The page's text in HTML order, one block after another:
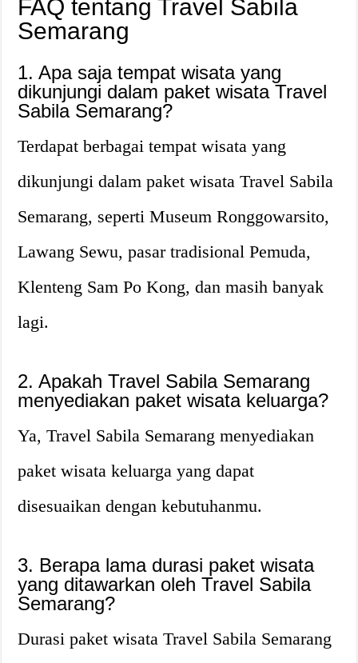
FAQ tentang Travel Sabila
Semarang
1. Apa saja tempat wisata yang
dikunjungi dalam paket wisata Travel
Sabila Semarang?
Terdapat berbagai tempat wisata yang
dikunjungi dalam paket wisata Travel Sabila
Semarang, seperti Museum Ronggowarsito,
Lawang Sewu, pasar tradisional Pemuda,
Klenteng Sam Po Kong, dan masih banyak
lagi.
2. Apakah Travel Sabila Semarang
menyediakan paket wisata keluarga?
Ya, Travel Sabila Semarang menyediakan
paket wisata keluarga yang dapat
disesuaikan dengan kebutuhanmu.
3. Berapa lama durasi paket wisata
yang ditawarkan oleh Travel Sabila
Semarang?
Durasi paket wisata Travel Sabila Semarang